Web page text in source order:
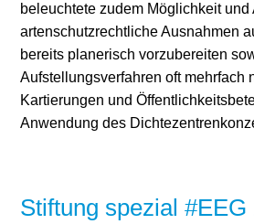
beleuchtete zudem Möglichkeit und
artenschutzrechtliche Ausnahmen
bereits planerisch vorzubereiten
Aufstellungsverfahren oft mehrfach
Kartierungen und
Anwendung des
Stiftung spezial #EEG